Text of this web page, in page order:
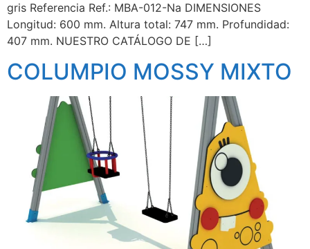
gris Referencia Ref.: MBA-012-Na DIMENSIONES
Longitud: 600 mm. Altura total: 747 mm. Profundidad:
407 mm. NUESTRO CATÁLOGO DE […]
COLUMPIO MOSSY MIXTO